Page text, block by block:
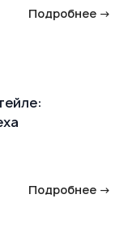
Подробнее →
Подробнее →